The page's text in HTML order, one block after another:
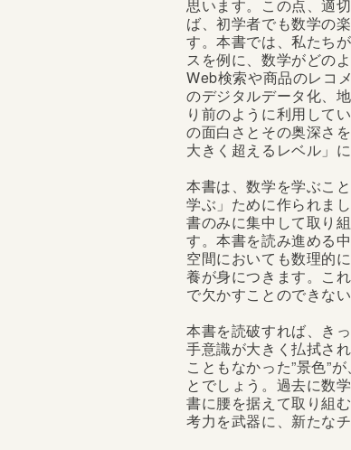
思います。この点、適
ば、初学者でも数学の
す。本書では、私たち
スを例に、数学がどの
Web検索や商品のレコ
のデジタルデータ化、
り前のように利用して
の面白さとその奥深さ
大きく超えるレベル」
本書は、数学を学ぶこ
学ぶ」ために作られま
書のみに集中して取り
す。本書を読み進める
空間においても数理的
養が身につきます。こ
で欠かすことのできな
本書を読破すれば、き
手意識が大きく払拭さ
こともなかった”景色”
とでしょう。過去に数
書に腰を据えて取り組
考力を武器に、新たな